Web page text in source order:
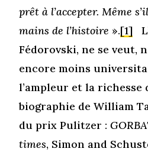
prêt à l’accepter. Même
mains de l’histoire ».[1]
Fédorovski, ne se veut,
encore moins
l’ampleur et la richesse
biographie de William
du prix Pulitzer :
times, Simon and